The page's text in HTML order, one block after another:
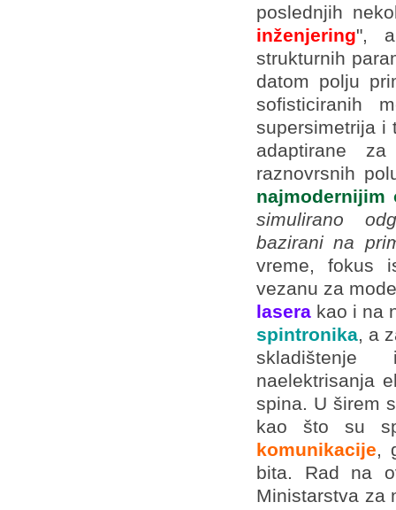
poslednjih
inženjering",
strukturnih
datom polju
sofisticiranih
supersimetrija i
adaptirane
raznovrsnih
najmodernijim
simulirano
bazirani na
vreme, fokus
vezanu za
lasera kao i na
spintronika, a
skladištenje
naelektrisanja
spina. U širem
kao što su
komunikacije,
bita. Rad na
Ministarstva za